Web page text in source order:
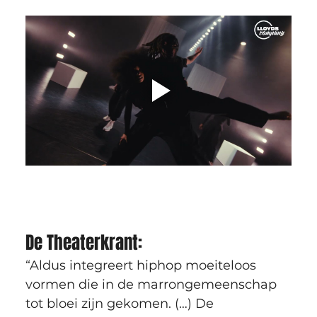
De Theaterkrant:
“Aldus integreert hiphop moeiteloos
vormen die in de marrongemeenschap
tot bloei zijn gekomen. (…) De